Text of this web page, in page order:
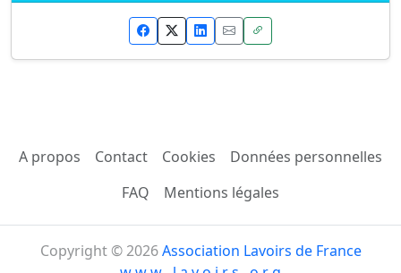
A propos Contact Cookies
Données personnelles
FAQ
Mentions légales
Copyright © 2026Association Lavoirs de France